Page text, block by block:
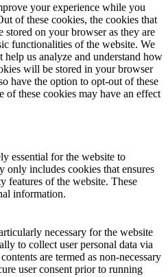
your experience while you
of these cookies, the cookies that
stored on your browser as they are
functionalities of the website. We
help us analyze and understand how
will be stored in your browser
have the option to opt-out of these
these cookies may have an effect
essential for the website to
only includes cookies that ensures
features of the website. These
information.
necessary for the website
to collect user personal data via
are termed as non-necessary
user consent prior to running